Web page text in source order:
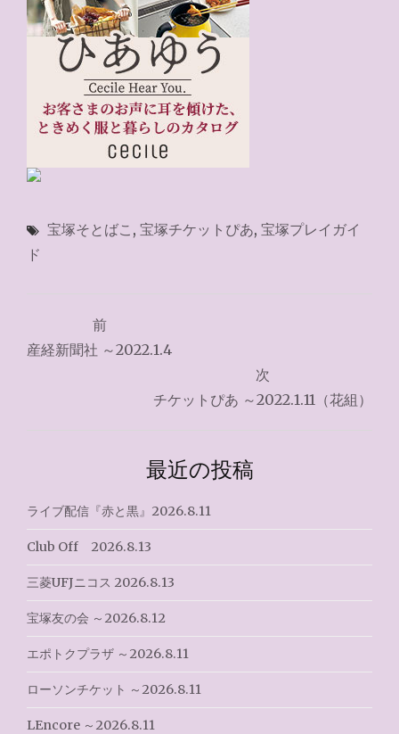
宝塚そとばこ , 宝塚チケットぴあ, 宝塚プレイガイ
ド
稿
シ
ョ
ン
前
産経新聞社 ～2022.1.4
次
チケットぴあ ～2022.1.11（花組）
最近の投稿
ライブ配信『赤と黒』2026.8.11
Club Off 2026.8.13
三菱UFJニコス 2026.8.13
宝塚友の会 ～2026.8.12
エポトクプラザ ～2026.8.11
ローソンチケット ～2026.8.11
LEncore ～2026.8.11